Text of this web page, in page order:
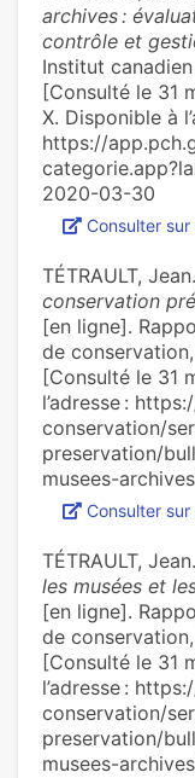
archives :
contrôle et
Institut
[Consulté le 31
X. Disponible à
https://
2020-03-30
Consulter
TÉTRAULT, Jean.
conservation
[en ligne].
de
[Consulté le 31
l’adresse :
conservation/
preservation/
musees-
Consulter
TÉTRAULT, Jean.
les musées et
[en ligne].
de
[Consulté le 31
l’adresse :
conservation/
preservation/
musees-